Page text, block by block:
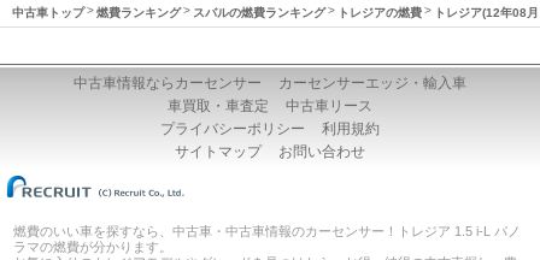
中古車トップ 燃費ランキング スバルの燃費ランキング トレジアの燃費 トレジア(12年08
中古車情報ならカーセンサー
カーセンサーエッジ・輸入車
車買取・車査定
中古車リース
プライバシーポリシー
利用規約
サイトマップ
お問い合わせ
燃費のいい車を探すなら、中古車・中古車情報のカーセンサー！トレジア 1.5 i-L パノ
ラマの燃費が分かります。